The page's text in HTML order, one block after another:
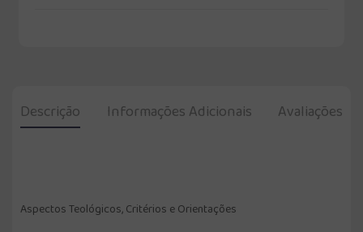
Descrição Informações Adicionais Avaliações
Aspectos Teológicos, Critérios e Orientações